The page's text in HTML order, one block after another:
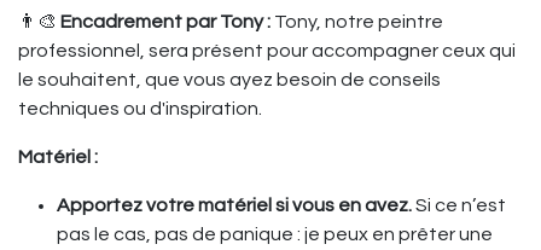
👨‍🎨 Encadrement par Tony : Tony, notre peintre
professionnel, sera présent pour accompagner ceux qui
le souhaitent, que vous ayez besoin de conseils
techniques ou d'inspiration.
Matériel :
Apportez votre matériel si vous en avez.Si ce n’est
pas le cas, pas de panique : je peux en prêter une